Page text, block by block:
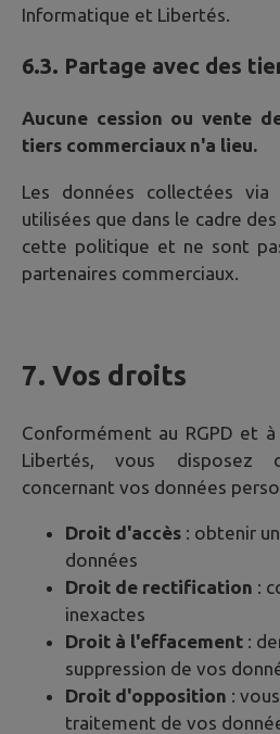
Informatique et Libertés.
6.3. Partage avec des
Aucune cession ou vente
tiers commerciaux n'a lieu.
Les données collectées
utilisées que dans le cadre
cette politique et ne sont
partenaires commerciaux.
7. Vos droits
Conformément au RGPD et
Libertés, vous disposez
concernant vos données
Droit d'accès : obtenir
données
Droit de rectification :
inexactes
Droit à l'effacement :
suppression de vos
Droit d'opposition :
traitement de vos